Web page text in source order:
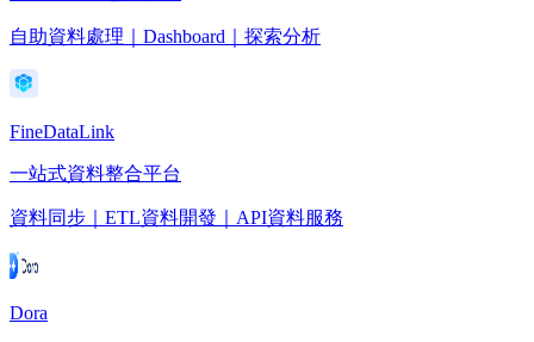
自助資料處理｜Dashboard｜探索分析
FineDataLink
一站式資料整合平台
資料同步｜ETL資料開發｜API資料服務
Dora